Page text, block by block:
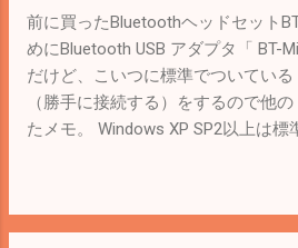
し、画像の加工もで
があれば出番が（
くれなかったので
修正する。 Gmailヘ
成や編集 例えば次
Name Yomi Name
Name Yomi 鈴木 太
Type * Other
Custom Field 1 -
前に買ったBluetoothヘッドセット
めにBluetooth USB アダプタ「 BT-
だけど、こいつに標準でついてい
（勝手に接続する）をするので他
たメモ。 Windows XP SP2以上は標
プロファイル（ A2DP ）は対応し
いるらしい。 しょうがないので、